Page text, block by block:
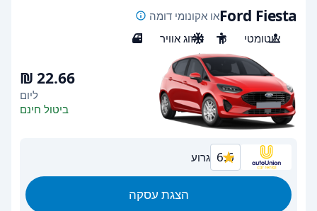
Ford Fiestaאו אקונומי דומה
אוטומטי
5 מיזוג אוויר 5
ליום
ביטול חינם
6.6 גרוע
הצגת עסקה